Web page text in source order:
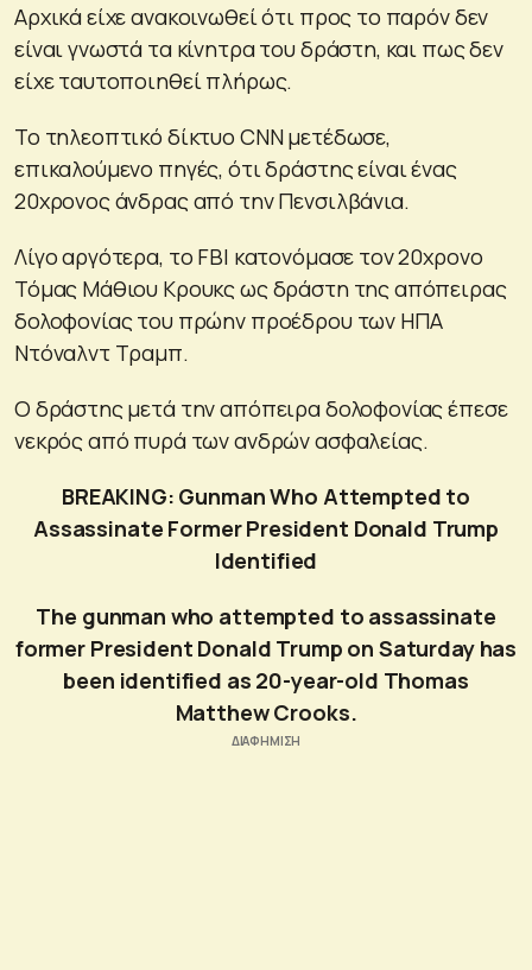
Αρχικά είχε ανακοινωθεί ότι προς το παρόν δεν
είναι γνωστά τα κίνητρα του δράστη, και πως δεν
είχε ταυτοποιηθεί πλήρως.
Το τηλεοπτικό δίκτυο CNN μετέδωσε,
επικαλούμενο πηγές, ότι δράστης είναι ένας
20χρονος άνδρας από την Πενσιλβάνια.
Λίγο αργότερα, το FBI κατονόμασε τον 20χρονο
Τόμας Μάθιου Κρουκς ως δράστη της απόπειρας
δολοφονίας του πρώην προέδρου των ΗΠΑ
Ντόναλντ Τραμπ.
Ο δράστης μετά την απόπειρα δολοφονίας έπεσε
νεκρός από πυρά των ανδρών ασφαλείας.
BREAKING: Gunman Who Attempted to
Assassinate Former President Donald Trump
Identified
The gunman who attempted to assassinate
former President Donald Trump on Saturday has
been identified as 20-year-old Thomas
Matthew Crooks.